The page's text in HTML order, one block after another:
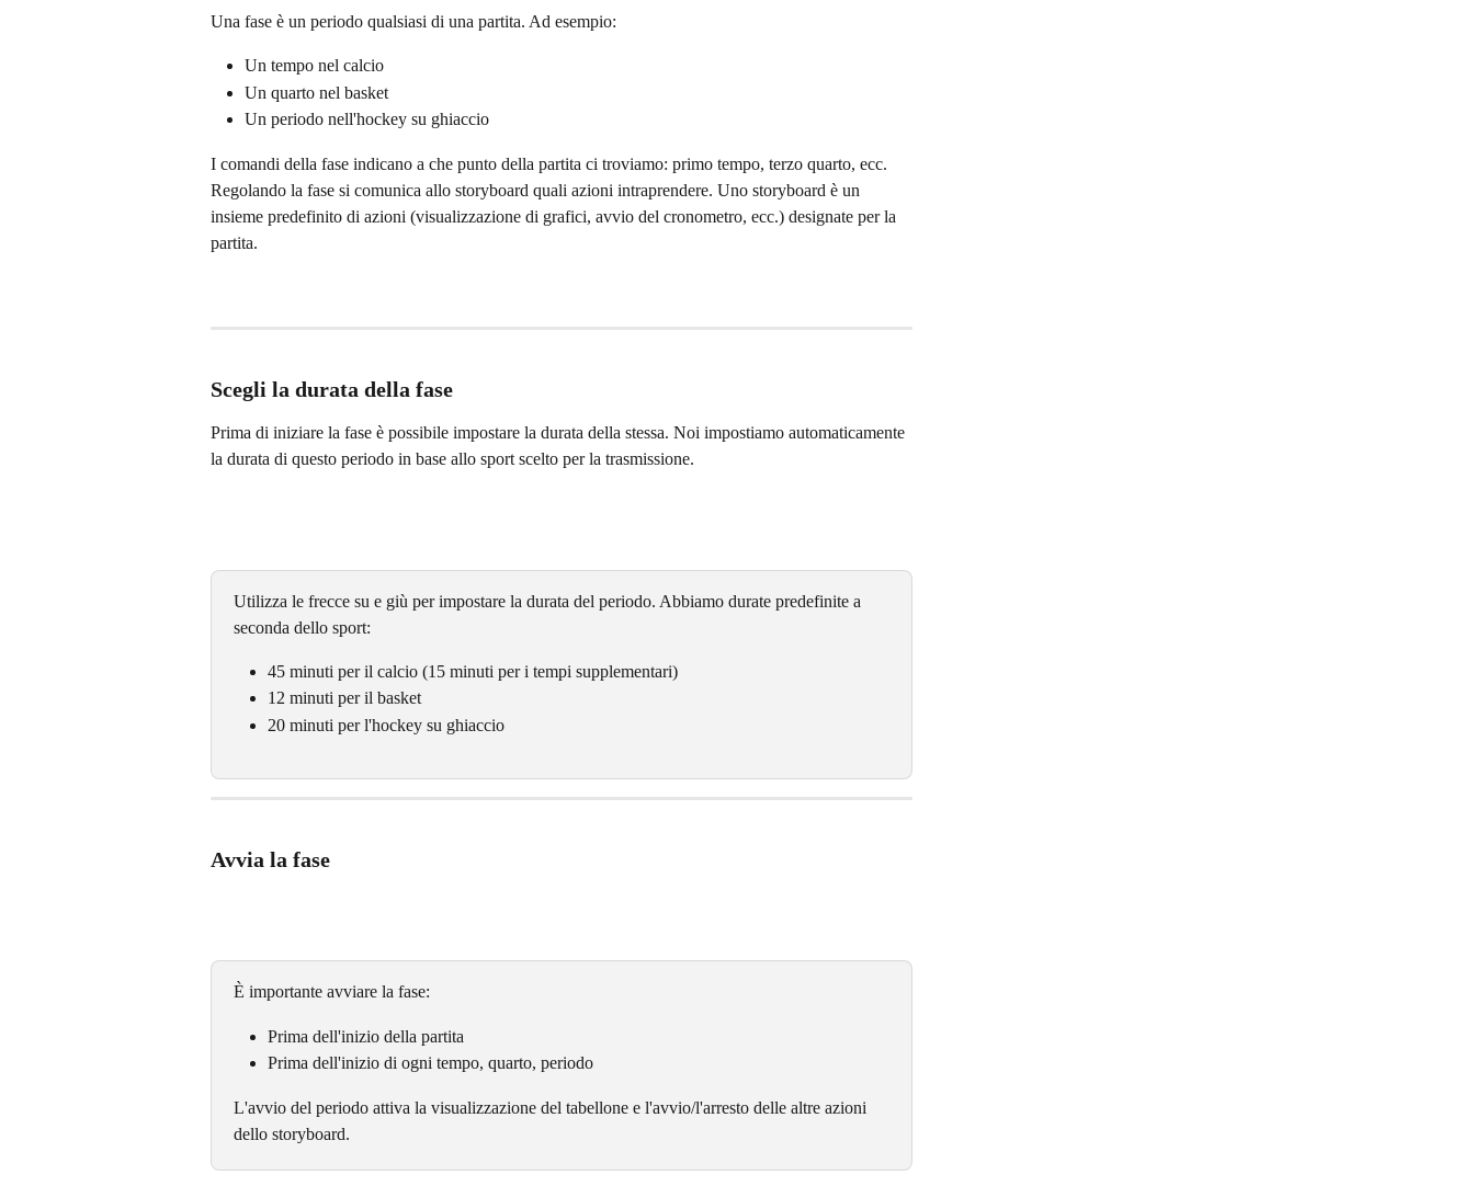
Una fase è un periodo qualsiasi di una partita. Ad esempio:
Un tempo nel calcio
Un quarto nel basket
Un periodo nell'hockey su ghiaccio
I comandi della fase indicano a che punto della partita ci troviamo: primo tempo, terzo quarto, ecc.
Regolando la fase si comunica allo storyboard quali azioni intraprendere. Uno storyboard è un
insieme predefinito di azioni (visualizzazione di grafici, avvio del cronometro, ecc.) designate per la
partita.
Scegli la durata della fase
Prima di iniziare la fase è possibile impostare la durata della stessa. Noi impostiamo automaticamente
la durata di questo periodo in base allo sport scelto per la trasmissione.
Utilizza le frecce su e giù per impostare la durata del periodo. Abbiamo durate predefinite a
seconda dello sport:
45 minuti per il calcio (15 minuti per i tempi supplementari)
12 minuti per il basket
20 minuti per l'hockey su ghiaccio
Avvia la fase
È importante avviare la fase:
Prima dell'inizio della partita
Prima dell'inizio di ogni tempo, quarto, periodo
L'avvio del periodo attiva la visualizzazione del tabellone e l'avvio/l'arresto delle altre azioni
dello storyboard.